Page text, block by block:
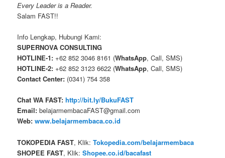
Every Leader is a Reader.
Salam FAST!!
Info Lengkap, Hubungi Kami:
SUPERNOVA CONSULTING
HOTLINE-1: +62 852 3046 8161 (WhatsApp, Call, SMS)
HOTLINE-2: +62 852 3123 6622 (WhatsApp, Call, SMS)
Contact Center: (0341) 754 358
Chat WA FAST: http://bit.ly/BukuFAST
Email: belajarmembacaFAST@gmail.com
Web: www.belajarmembaca.co.id
TOKOPEDIA FAST, Klik:Tokopedia.com/belajarmembaca
SHOPEE FAST, Klik:Shopee.co.id/bacafast